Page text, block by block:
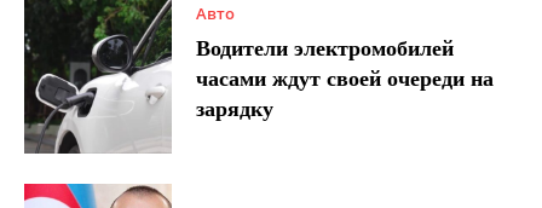
Авто
Водители электромобилей
часами ждут своей очереди на
зарядку